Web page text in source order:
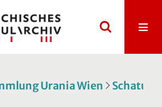
Urania Wien Schatulle